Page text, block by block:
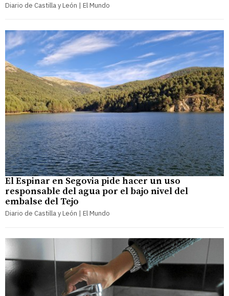
Diario de Castilla y León | El Mundo
El Espinar en Segovia pide hacer un uso
responsable del agua por el bajo nivel del
embalse del Tejo
Diario de Castilla y León | El Mundo